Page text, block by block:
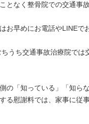
となく整骨院での交通事
お早めにお電話やLINEで
うち交通事故治療院で
の「知っている」「知ら
る慰謝料では、家事に従